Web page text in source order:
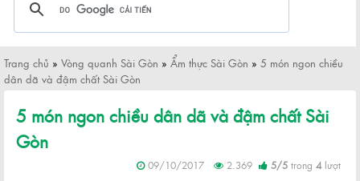
Trang chủ » Vòng quanh Sài Gòn » Ẩm thực Sài Gòn » 5 món ngon chiều
dân dã và đậm chất Sài Gòn
5 món ngon chiều dân dã và đậm chất Sài
Gòn
09/10/2017 2.369 5/5 trong 4lượt